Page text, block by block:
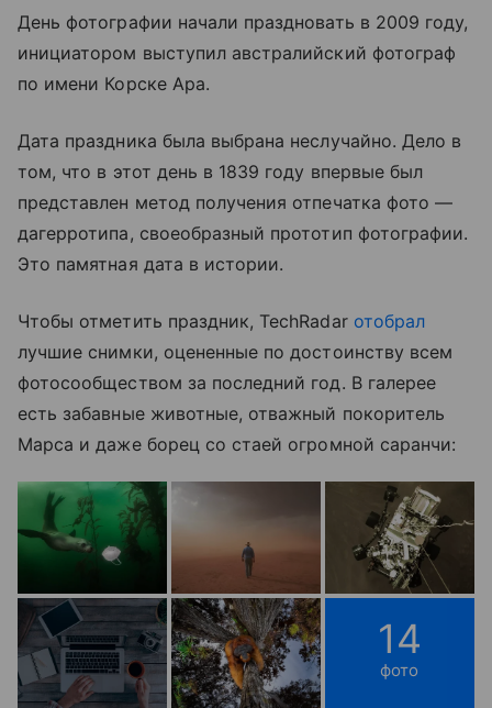
День фотографии начали праздновать в 2009 году,
инициатором выступил австралийский фотограф
по имени Корске Ара.
Дата праздника была выбрана неслучайно. Дело в
том, что в этот день в 1839 году впервые был
представлен метод получения отпечатка фото—
дагерротипа, своеобразный прототип фотографии.
Это памятная дата в истории.
Чтобы отметить праздник, TechRadar отобрал
лучшие снимки, оцененные по достоинству всем
фотосообществом за последний год. В галерее
есть забавные животные, отважный покоритель
Марса и даже борец со стаей огромной саранчи:
14
фото